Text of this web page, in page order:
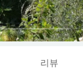
리뷰